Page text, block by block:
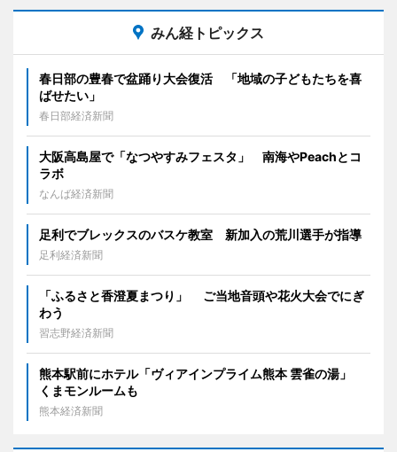
みん経トピックス
春日部の豊春で盆踊り大会復活 「地域の子どもたちを喜
ばせたい」
春日部経済新聞
大阪高島屋で「なつやすみフェスタ」 南海やPeachとコ
ラボ
なんば経済新聞
足利でブレックスのバスケ教室 新加入の荒川選手が指導
足利経済新聞
「ふるさと香澄夏まつり」 ご当地音頭や花火大会でにぎ
わう
習志野経済新聞
熊本駅前にホテル「ヴィアインプライム熊本 雲雀の湯」
くまモンルームも
熊本経済新聞